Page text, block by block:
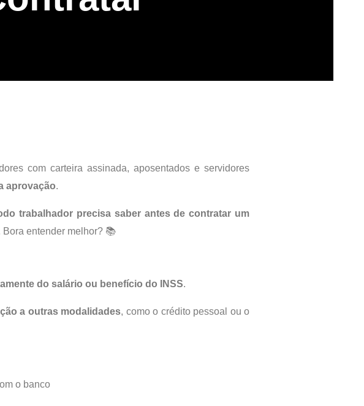
com carteira assinada, aposentados e servidores
aprovação.
trabalhador precisa saber antes de contratar um
entender melhor? 📚
do salário ou benefício do INSS.
a outras modalidades, como o crédito pessoal ou o
o banco